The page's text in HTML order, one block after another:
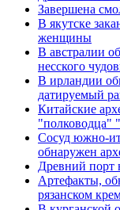
Завершена
В якутске
женщины
В австралии
несского
В ирландии
датируемый
Китайские
"полководца"
Сосуд южно-
обнаружен
Древний порт
Артефакты,
рязанском